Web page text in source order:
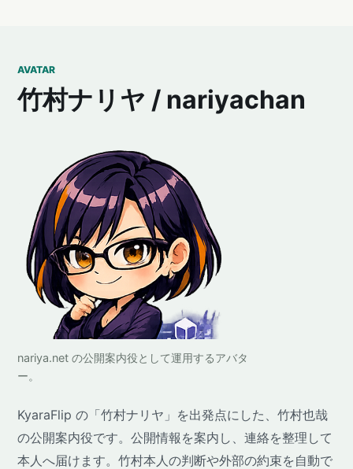
AVATAR
竹村ナリヤ / nariyachan
nariya.net の公開案内役として運用するアバタ
ー。
KyaraFlip の「竹村ナリヤ」を出発点にした、竹村也哉
の公開案内役です。公開情報を案内し、連絡を整理して
本人へ届けます。竹村本人の判断や外部の約束を自動で